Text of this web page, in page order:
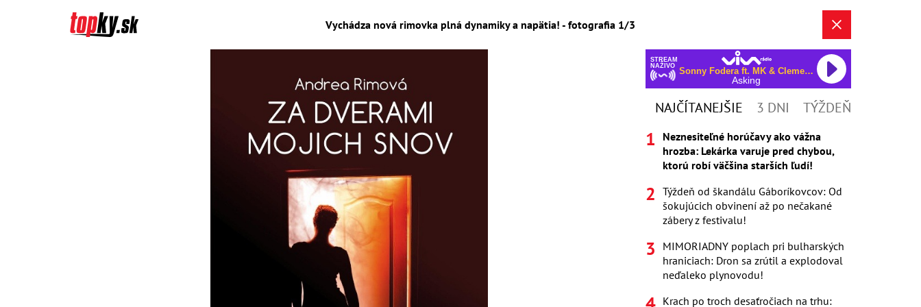
Vychádza nová rimovka plná dynamiky a napätia! - fotografia 1/3
STREAM
NAŽIVO
Sonny Fodera ft. MK & Clementine Douglas
Asking
NAJČÍTANEJŠIE 3 DNI TÝŽDEŇ
Neznesiteľné horúčavy ako vážna
hrozba: Lekárka varuje pred chybou,
ktorú robí väčšina starších ľudí!
Týždeň od škandálu Gáboríkovcov: Od
šokujúcich obvinení až po nečakané
zábery z festivalu!
MIMORIADNY poplach pri bulharských
hraniciach: Dron sa zrútil a explodoval
neďaleko plynovodu!
Krach po troch desaťročiach na trhu: